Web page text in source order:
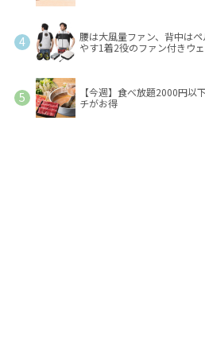
腰は大風量ファン、背中は
やす1着2役のファン付きウ
【今週】食べ放題2000円以
チがお得